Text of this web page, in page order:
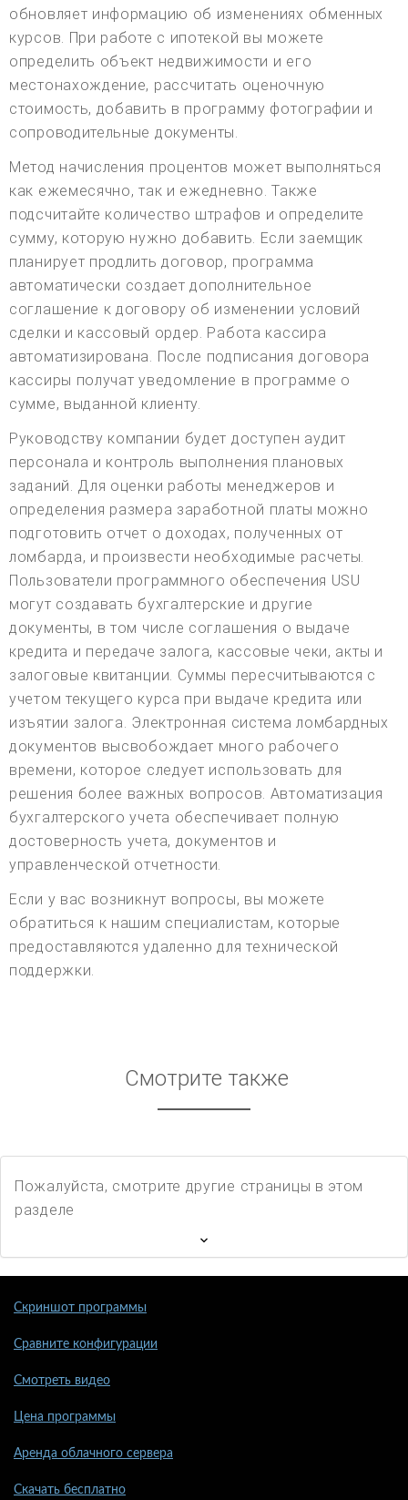
обновляет информацию об изменениях обменных
курсов. При работе с ипотекой вы можете
определить объект недвижимости и его
местонахождение, рассчитать оценочную
стоимость, добавить в программу фотографии и
сопроводительные документы.
Метод начисления процентов может выполняться
как ежемесячно, так и ежедневно. Также
подсчитайте количество штрафов и определите
сумму, которую нужно добавить. Если заемщик
планирует продлить договор, программа
автоматически создает дополнительное
соглашение к договору об изменении условий
сделки и кассовый ордер. Работа кассира
автоматизирована. После подписания договора
кассиры получат уведомление в программе о
сумме, выданной клиенту.
Руководству компании будет доступен аудит
персонала и контроль выполнения плановых
заданий. Для оценки работы менеджеров и
определения размера заработной платы можно
подготовить отчет о доходах, полученных от
ломбарда, и произвести необходимые расчеты.
Пользователи программного обеспечения USU
могут создавать бухгалтерские и другие
документы, в том числе соглашения о выдаче
кредита и передаче залога, кассовые чеки, акты и
залоговые квитанции. Суммы пересчитываются с
учетом текущего курса при выдаче кредита или
изъятии залога. Электронная система ломбардных
документов высвобождает много рабочего
времени, которое следует использовать для
решения более важных вопросов. Автоматизация
бухгалтерского учета обеспечивает полную
достоверность учета, документов и
управленческой отчетности.
Если у вас возникнут вопросы, вы можете
обратиться к нашим специалистам, которые
предоставляются удаленно для технической
поддержки.
Смотрите также
Пожалуйста, смотрите другие страницы в этом
разделе
Скриншот программы
Сравните конфигурации
Смотреть видео
Цена программы
Аренда облачного сервера
Скачать бесплатно